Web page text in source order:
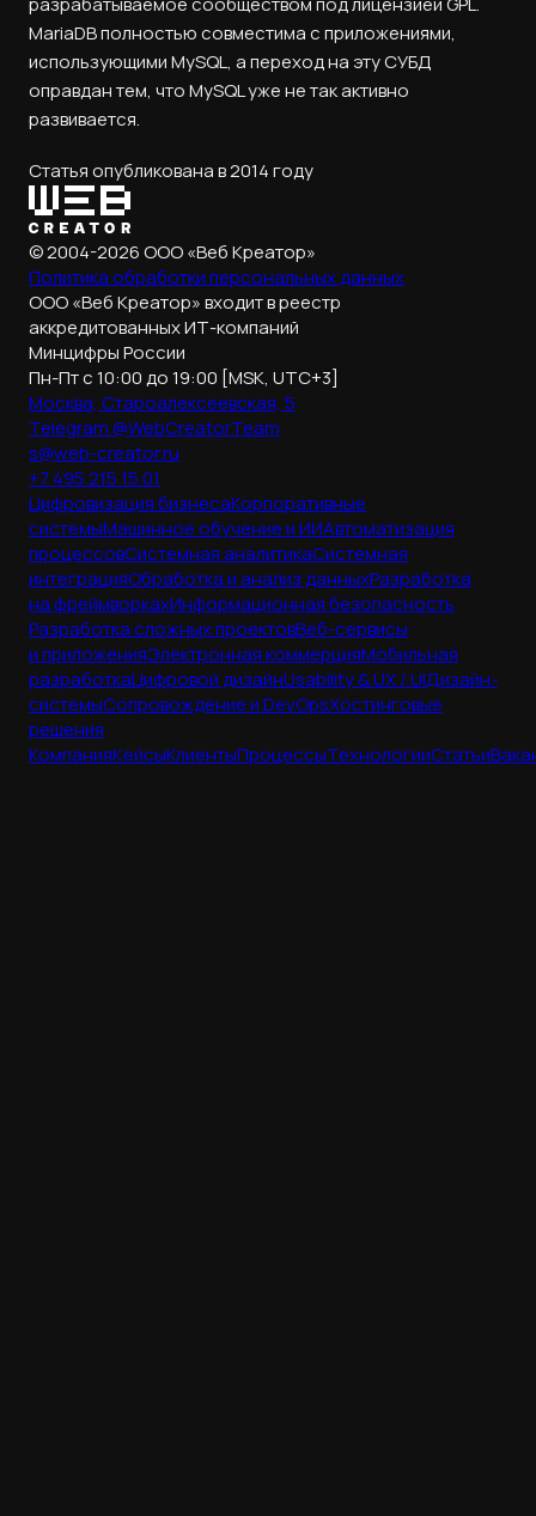
MariaDB полностью совместима с приложениями,
использующими MySQL, а переход на эту СУБД
оправдан тем, что MySQL уже не так активно
развивается.
Статья опубликована в 2014 году
© 2004-2026 ООО «Веб Креатор»
Политика обработкиперсональных данных
ООО «Веб Креатор» входит в реестр
аккредитованных ИТ-компаний
Минцифры России
Пн-Пт с 10:00 до 19:00 [MSK, UTC+3]
Москва, Староалексеевская, 5
Telegram @WebCreatorTeam
s@web-creator.ru
+7 495 215 15 01
Цифровизация бизнесаКорпоративные
системыМашинное обучение и ИИАвтоматизация
процессовСистемная аналитикаСистемная
интеграцияОбработка и анализ данныхРазработка
на фреймворкахИнформационная безопасность
Разработка сложных проектовВеб-сервисы
и приложенияЭлектронная коммерцияМобильная
разработкаЦифровой дизайнUsability & UX / UIДизайн-
системыСопровождение и DevOpsХостинговые
решения
КомпанияКейсыКлиентыПроцессыТехнологииСтатьи